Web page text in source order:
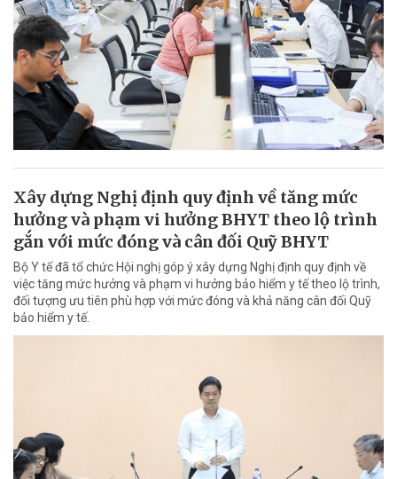
Xây dựng Nghị định quy định về tăng mức
hưởng và phạm vi hưởng BHYT theo lộ trình
gắn với mức đóng và cân đối Quỹ BHYT
Bộ Y tế đã tổ chức Hội nghị góp ý xây dựng Nghị định quy định về
việc tăng mức hưởng và phạm vi hưởng bảo hiểm y tế theo lộ trình,
đối tượng ưu tiên phù hợp với mức đóng và khả năng cân đối Quỹ
bảo hiểm y tế.